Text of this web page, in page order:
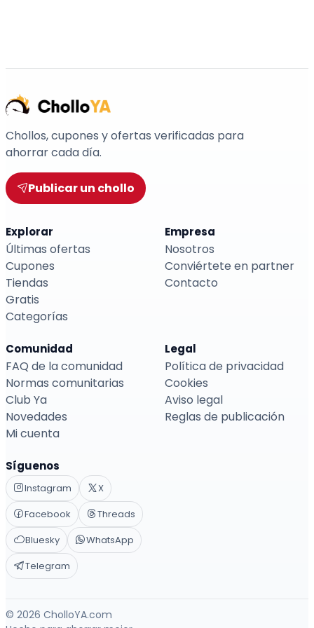
Chollos, cupones y ofertas verificadas para
ahorrar cada día.
Publicar un chollo
Explorar
Últimas ofertas
Cupones
Tiendas
Gratis
Categorías
Empresa
Nosotros
Conviértete en partner
Contacto
Comunidad
FAQ de la comunidad
Normas comunitarias
Club Ya
Novedades
Mi cuenta
Legal
Política de privacidad
Cookies
Aviso legal
Reglas de publicación
Síguenos
Instagram
X
Facebook
Threads
Bluesky
WhatsApp
Telegram
© 2026 CholloYA.com